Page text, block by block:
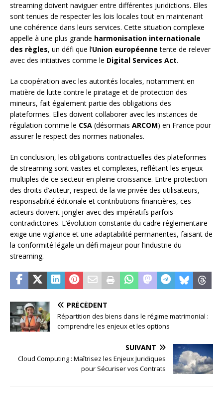
streaming doivent naviguer entre différentes juridictions. Elles
sont tenues de respecter les lois locales tout en maintenant
une cohérence dans leurs services. Cette situation complexe
appelle à une plus grande harmonisation internationale
des règles, un défi que l’Union européenne tente de relever
avec des initiatives comme le Digital Services Act.
La coopération avec les autorités locales, notamment en
matière de lutte contre le piratage et de protection des
mineurs, fait également partie des obligations des
plateformes. Elles doivent collaborer avec les instances de
régulation comme le CSA (désormais ARCOM) en France pour
assurer le respect des normes nationales.
En conclusion, les obligations contractuelles des plateformes
de streaming sont vastes et complexes, reflétant les enjeux
multiples de ce secteur en pleine croissance. Entre protection
des droits d’auteur, respect de la vie privée des utilisateurs,
responsabilité éditoriale et contributions financières, ces
acteurs doivent jongler avec des impératifs parfois
contradictoires. L’évolution constante du cadre réglementaire
exige une vigilance et une adaptabilité permanentes, faisant de
la conformité légale un défi majeur pour l’industrie du
streaming.
PRÉCÉDENT
Répartition des biens dans le régime matrimonial :
comprendre les enjeux et les options
SUIVANT
Cloud Computing : Maîtrisez les Enjeux Juridiques
pour Sécuriser vos Contrats